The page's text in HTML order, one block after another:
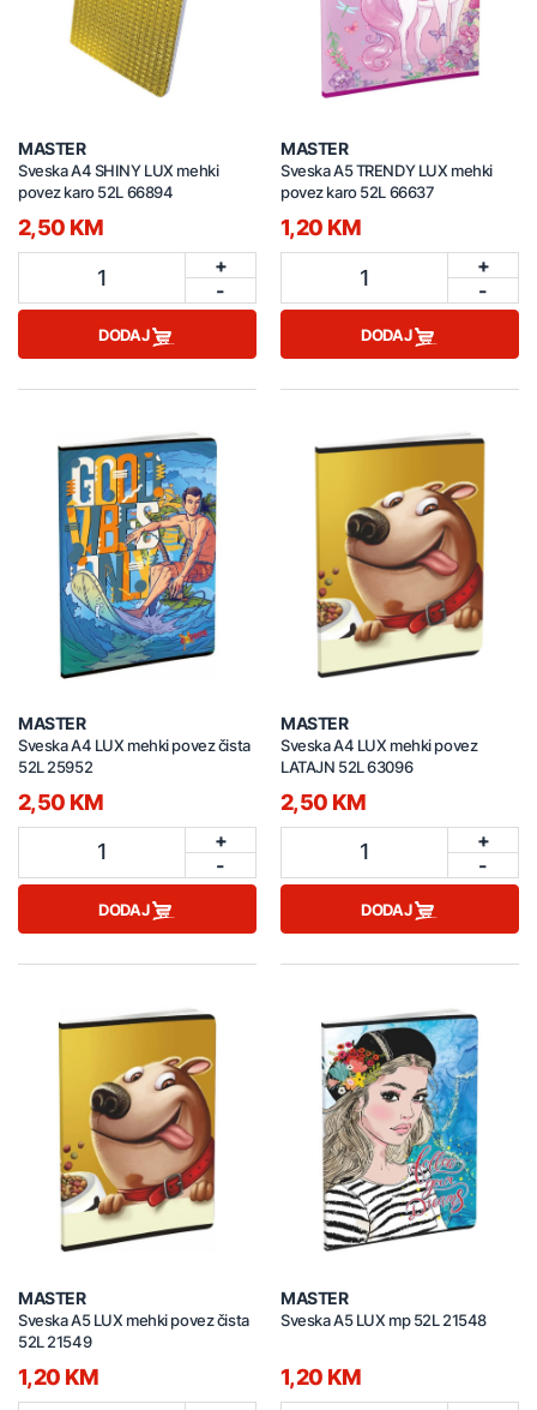
MASTER
Sveska A4 SHINY LUX mehki
povez karo 52L 66894
2,50 KM
1
+
-
DODAJ
MASTER
Sveska A5 TRENDY LUX mehki
povez karo 52L 66637
1,20 KM
1
+
-
DODAJ
MASTER
Sveska A4 LUX mehki povez čista
52L 25952
2,50 KM
1
+
-
DODAJ
MASTER
Sveska A4 LUX mehki povez
LATAJN 52L 63096
2,50 KM
1
+
-
DODAJ
MASTER
Sveska A5 LUX mehki povez čista
52L 21549
1,20 KM
MASTER
Sveska A5 LUX mp 52L 21548
1,20 KM